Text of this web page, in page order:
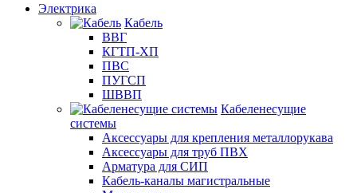
Электрика
Кабель
ВВГ
КГТП-ХП
ПВС
ПУГСП
ШВВП
Кабеленесущие
системы
Аксессуары для крепления металлорукава
Аксессуары для труб ПВХ
Арматура для СИП
Кабель-каналы магистральные